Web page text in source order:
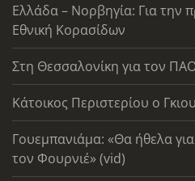
Ελλάδα – Νορβηγία: Για την
Εθνική Κορασίδων
Στη Θεσσαλονίκη για τον
Κάτοικος Περιστερίου ο
Γουεμπανιάμα: «Θα ήθελα
τον Φουρνιέ» (vid)